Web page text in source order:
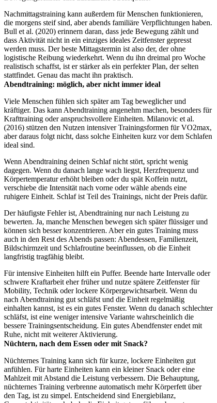
Nachmittagstraining kann außerdem für Menschen funktionieren,
die morgens steif sind, aber abends familiäre Verpflichtungen haben.
Bull et al. (2020) erinnern daran, dass jede Bewegung zählt und
dass Aktivität nicht in ein einziges ideales Zeitfenster gepresst
werden muss. Der beste Mittagstermin ist also der, der ohne
logistische Reibung wiederkehrt. Wenn du ihn dreimal pro Woche
realistisch schaffst, ist er stärker als ein perfekter Plan, der selten
stattfindet. Genau das macht ihn praktisch.
Abendtraining: möglich, aber nicht immer ideal
Viele Menschen fühlen sich später am Tag beweglicher und
kräftiger. Das kann Abendtraining angenehm machen, besonders für
Krafttraining oder anspruchsvollere Einheiten. Milanovic et al.
(2016) stützen den Nutzen intensiver Trainingsformen für VO2max,
aber daraus folgt nicht, dass solche Einheiten kurz vor dem Schlafen
ideal sind.
Wenn Abendtraining deinen Schlaf nicht stört, spricht wenig
dagegen. Wenn du danach lange wach liegst, Herzfrequenz und
Körpertemperatur erhöht bleiben oder du spät Koffein nutzt,
verschiebe die Intensität nach vorne oder wähle abends eine
ruhigere Einheit. Schlaf ist Teil des Trainings, nicht der Preis dafür.
Der häufigste Fehler ist, Abendtraining nur nach Leistung zu
bewerten. Ja, manche Menschen bewegen sich später flüssiger und
können sich besser konzentrieren. Aber ein gutes Training muss
auch in den Rest des Abends passen: Abendessen, Familienzeit,
Bildschirmzeit und Schlafroutine beeinflussen, ob die Einheit
langfristig tragfähig bleibt.
Für intensive Einheiten hilft ein Puffer. Beende harte Intervalle oder
schwere Kraftarbeit eher früher und nutze spätere Zeitfenster für
Mobility, Technik oder lockere Körpergewichtsarbeit. Wenn du
nach Abendtraining gut schläfst und die Einheit regelmäßig
einhalten kannst, ist es ein gutes Fenster. Wenn du danach schlechter
schläfst, ist eine weniger intensive Variante wahrscheinlich die
bessere Trainingsentscheidung. Ein gutes Abendfenster endet mit
Ruhe, nicht mit weiterer Aktivierung.
Nüchtern, nach dem Essen oder mit Snack?
Nüchternes Training kann sich für kurze, lockere Einheiten gut
anfühlen. Für harte Einheiten kann ein kleiner Snack oder eine
Mahlzeit mit Abstand die Leistung verbessern. Die Behauptung,
nüchternes Training verbrenne automatisch mehr Körperfett über
den Tag, ist zu simpel. Entscheidend sind Energiebilanz,